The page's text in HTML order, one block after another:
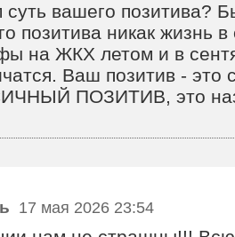
суть вашего позитива?
позитива никак жизнь
на ЖКХ летом и в
Ваш позитив - это
ПОЗИТИВ, это
17 мая 2026 23:54